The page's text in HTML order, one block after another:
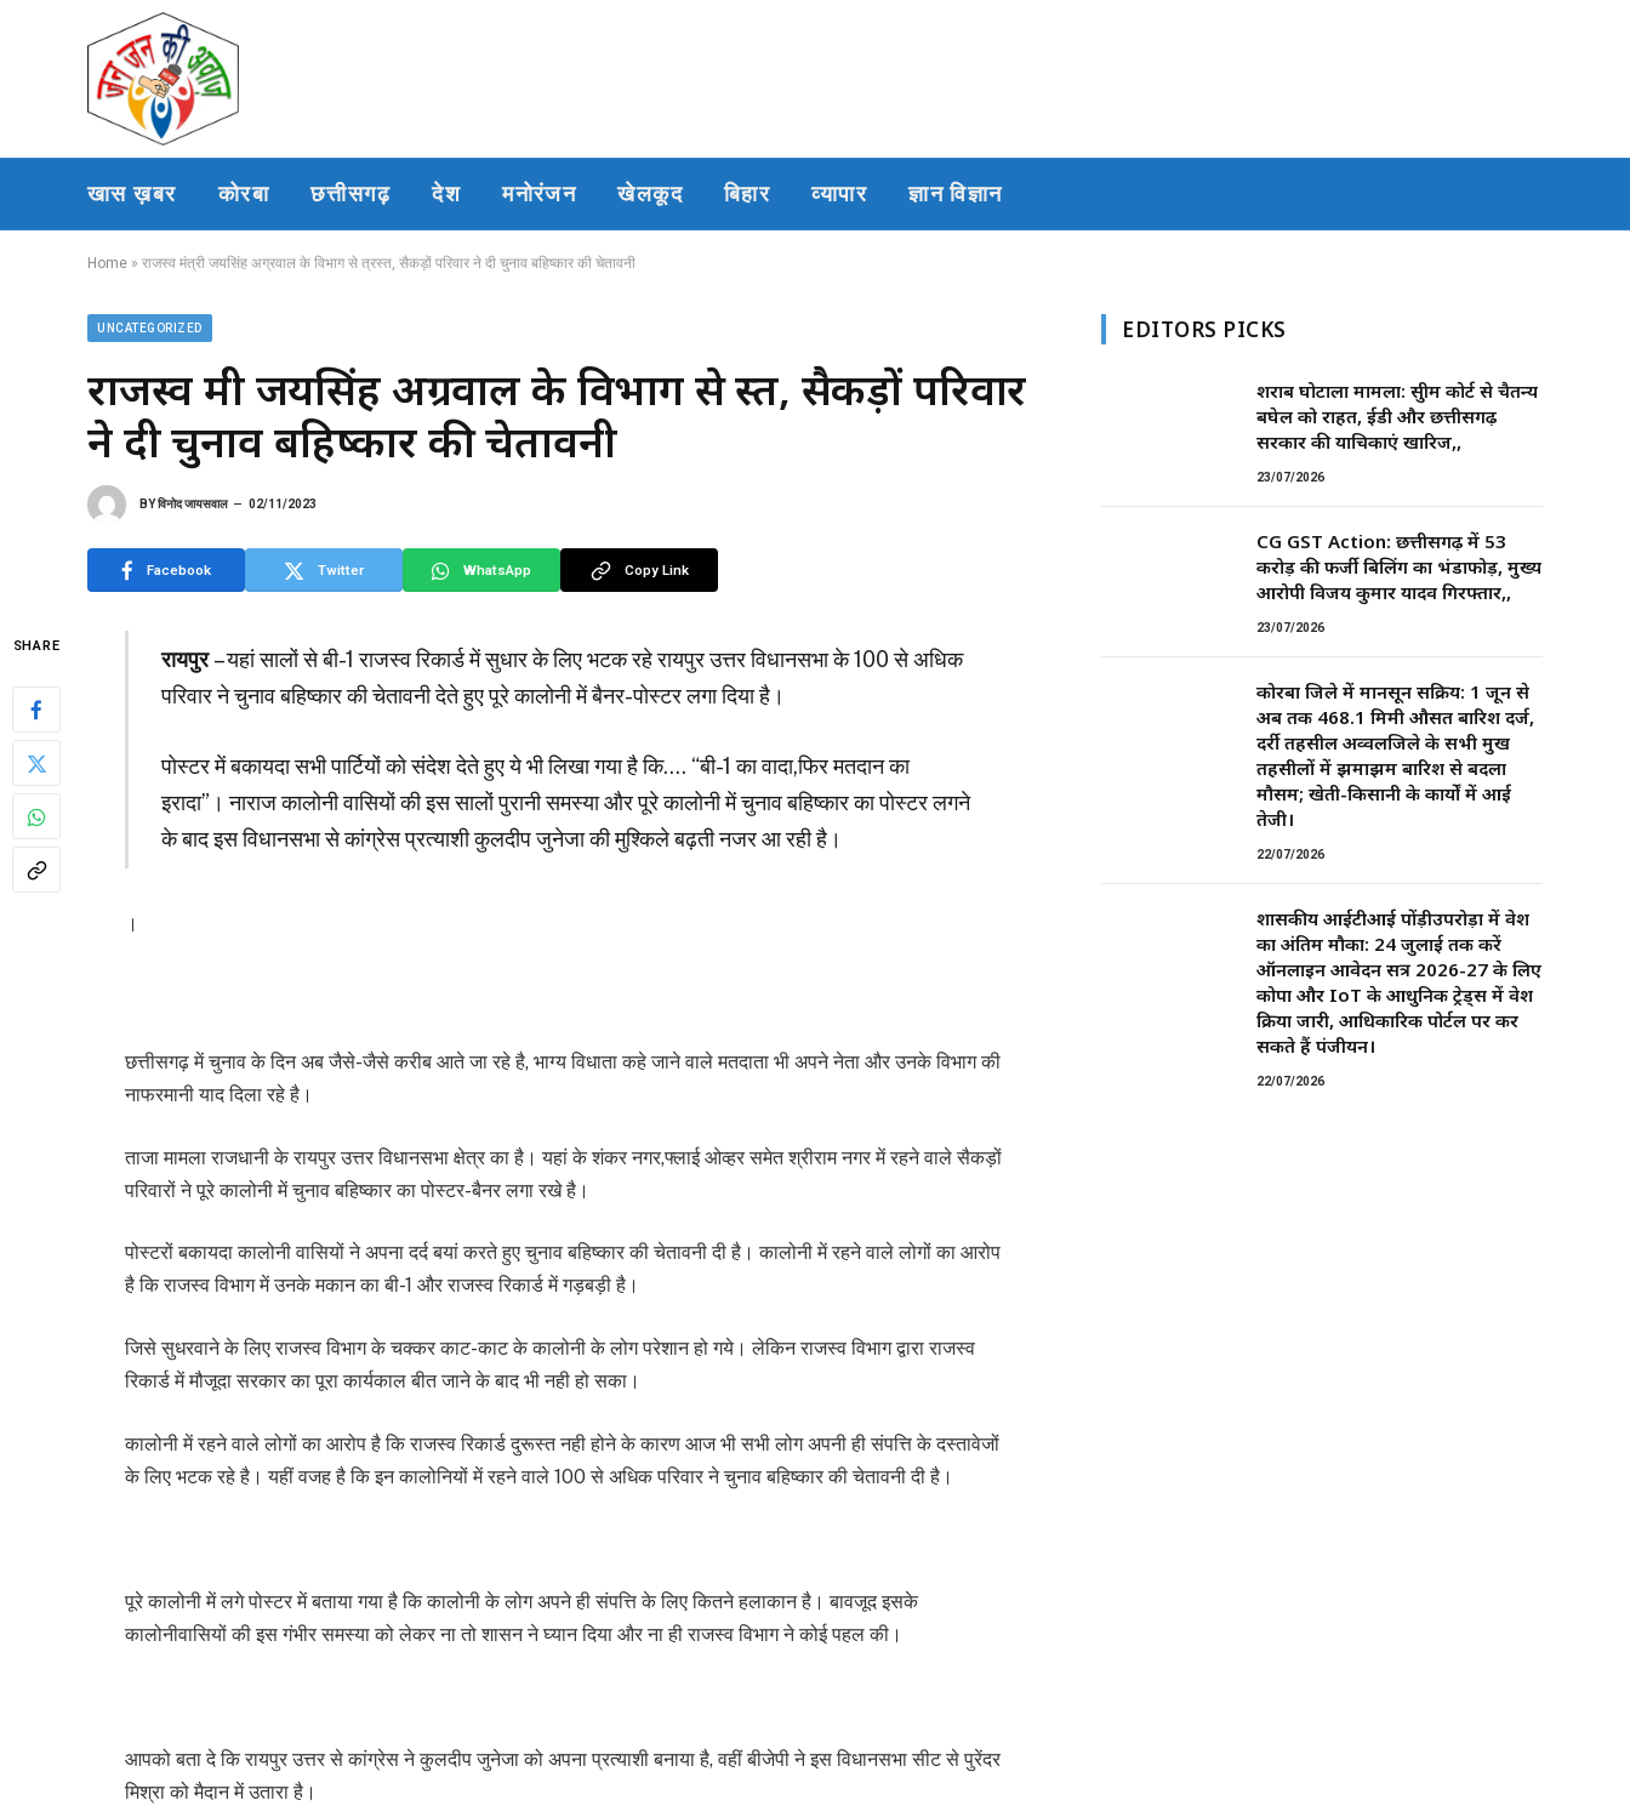
खास ख़बर कोरबा छत्तीसगढ़ देश मनोरंजन खेलकूद बिहार व्यापार ज्ञान विज्ञान
Home » राजस्व मंत्री जयसिंह अग्रवाल के विभाग से त्रस्त, सैकड़ों परिवार ने दी चुनाव बहिष्कार की चेतावनी
UNCATEGORIZED
राजस्व मंत्री जयसिंह अग्रवाल के विभाग से त्रस्त, सैकड़ों परिवार
ने दी चुनाव बहिष्कार की चेतावनी
BYविनोद जायसवाल 02/11/2023
Facebook Twitter WhatsApp Copy Link
SHARE
रायपुर– यहां सालों से बी-1 राजस्व रिकार्ड में सुधार के लिए भटक रहे रायपुर उत्तर विधानसभा के 100 से अधिक
परिवार ने चुनाव बहिष्कार की चेतावनी देते हुए पूरे कालोनी में बैनर-पोस्टर लगा दिया है।
पोस्टर में बकायदा सभी पार्टियों को संदेश देते हुए ये भी लिखा गया है कि…. “बी-1 का वादा,फिर मतदान का
इरादा”। नाराज कालोनी वासियों की इस सालों पुरानी समस्या और पूरे कालोनी में चुनाव बहिष्कार का पोस्टर लगने
के बाद इस विधानसभा से कांग्रेस प्रत्याशी कुलदीप जुनेजा की मुश्किले बढ़ती नजर आ रही है।
।
छत्तीसगढ़ में चुनाव के दिन अब जैसे-जैसे करीब आते जा रहे है, भाग्य विधाता कहे जाने वाले मतदाता भी अपने नेता और उनके विभाग की
नाफरमानी याद दिला रहे है।
ताजा मामला राजधानी के रायपुर उत्तर विधानसभा क्षेत्र का है। यहां के शंकर नगर,फ्लाई ओव्हर समेत श्रीराम नगर में रहने वाले सैकड़ों
परिवारों ने पूरे कालोनी में चुनाव बहिष्कार का पोस्टर-बैनर लगा रखे है।
पोस्टरों बकायदा कालोनी वासियों ने अपना दर्द बयां करते हुए चुनाव बहिष्कार की चेतावनी दी है। कालोनी में रहने वाले लोगों का आरोप
है कि राजस्व विभाग में उनके मकान का बी-1 और राजस्व रिकार्ड में गड़बड़ी है।
जिसे सुधरवाने के लिए राजस्व विभाग के चक्कर काट-काट के कालोनी के लोग परेशान हो गये। लेकिन राजस्व विभाग द्वारा राजस्व
रिकार्ड में मौजूदा सरकार का पूरा कार्यकाल बीत जाने के बाद भी नही हो सका।
कालोनी में रहने वाले लोगों का आरोप है कि राजस्व रिकार्ड दुरूस्त नही होने के कारण आज भी सभी लोग अपनी ही संपत्ति के दस्तावेजों
के लिए भटक रहे है। यहीं वजह है कि इन कालोनियों में रहने वाले 100 से अधिक परिवार ने चुनाव बहिष्कार की चेतावनी दी है।
पूरे कालोनी में लगे पोस्टर में बताया गया है कि कालोनी के लोग अपने ही संपत्ति के लिए कितने हलाकान है। बावजूद इसके
कालोनीवासियों की इस गंभीर समस्या को लेकर ना तो शासन ने घ्यान दिया और ना ही राजस्व विभाग ने कोई पहल की।
आपको बता दे कि रायपुर उत्तर से कांग्रेस ने कुलदीप जुनेजा को अपना प्रत्याशी बनाया है, वहीं बीजेपी ने इस विधानसभा सीट से पुरेंदर
मिश्रा को मैदान में उतारा है।
EDITORS PICKS
शराब घोटाला मामला: सुप्रीम कोर्ट से चैतन्य
बघेल को राहत, ईडी और छत्तीसगढ़
सरकार की याचिकाएं खारिज,,
23/07/2026
CG GST Action: छत्तीसगढ़ में 53
करोड़ की फर्जी बिलिंग का भंडाफोड़, मुख्य
आरोपी विजय कुमार यादव गिरफ्तार,,
23/07/2026
कोरबा जिले में मानसून सक्रिय: 1 जून से
अब तक 468.1 मिमी औसत बारिश दर्ज,
दर्री तहसील अव्वलजिले के सभी प्रमुख
तहसीलों में झमाझम बारिश से बदला
मौसम; खेती-किसानी के कार्यों में आई
तेजी।
22/07/2026
शासकीय आईटीआई पोंड़ीउपरोड़ा में प्रवेश
का अंतिम मौका: 24 जुलाई तक करें
ऑनलाइन आवेदन सत्र 2026-27 के लिए
कोपा और IoT के आधुनिक ट्रेड्स में प्रवेश
प्रक्रिया जारी, आधिकारिक पोर्टल पर कर
सकते हैं पंजीयन।
22/07/2026